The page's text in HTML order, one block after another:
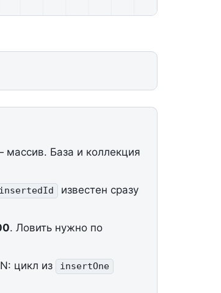
массив. База и коллекция
insertedId
известен сразу
. Ловить нужно по
цикл из insertOne